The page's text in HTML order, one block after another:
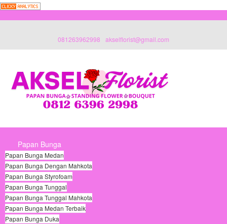
081263962998 akselflorist@gmail.com
Papan Bunga
Papan Bunga Medan
Papan Bunga Dengan Mahkota
Papan Bunga Styrofoam
Papan Bunga Tunggal
Papan Bunga Tunggal Mahkota
Papan Bunga Medan Terbaik
Papan Bunga Duka